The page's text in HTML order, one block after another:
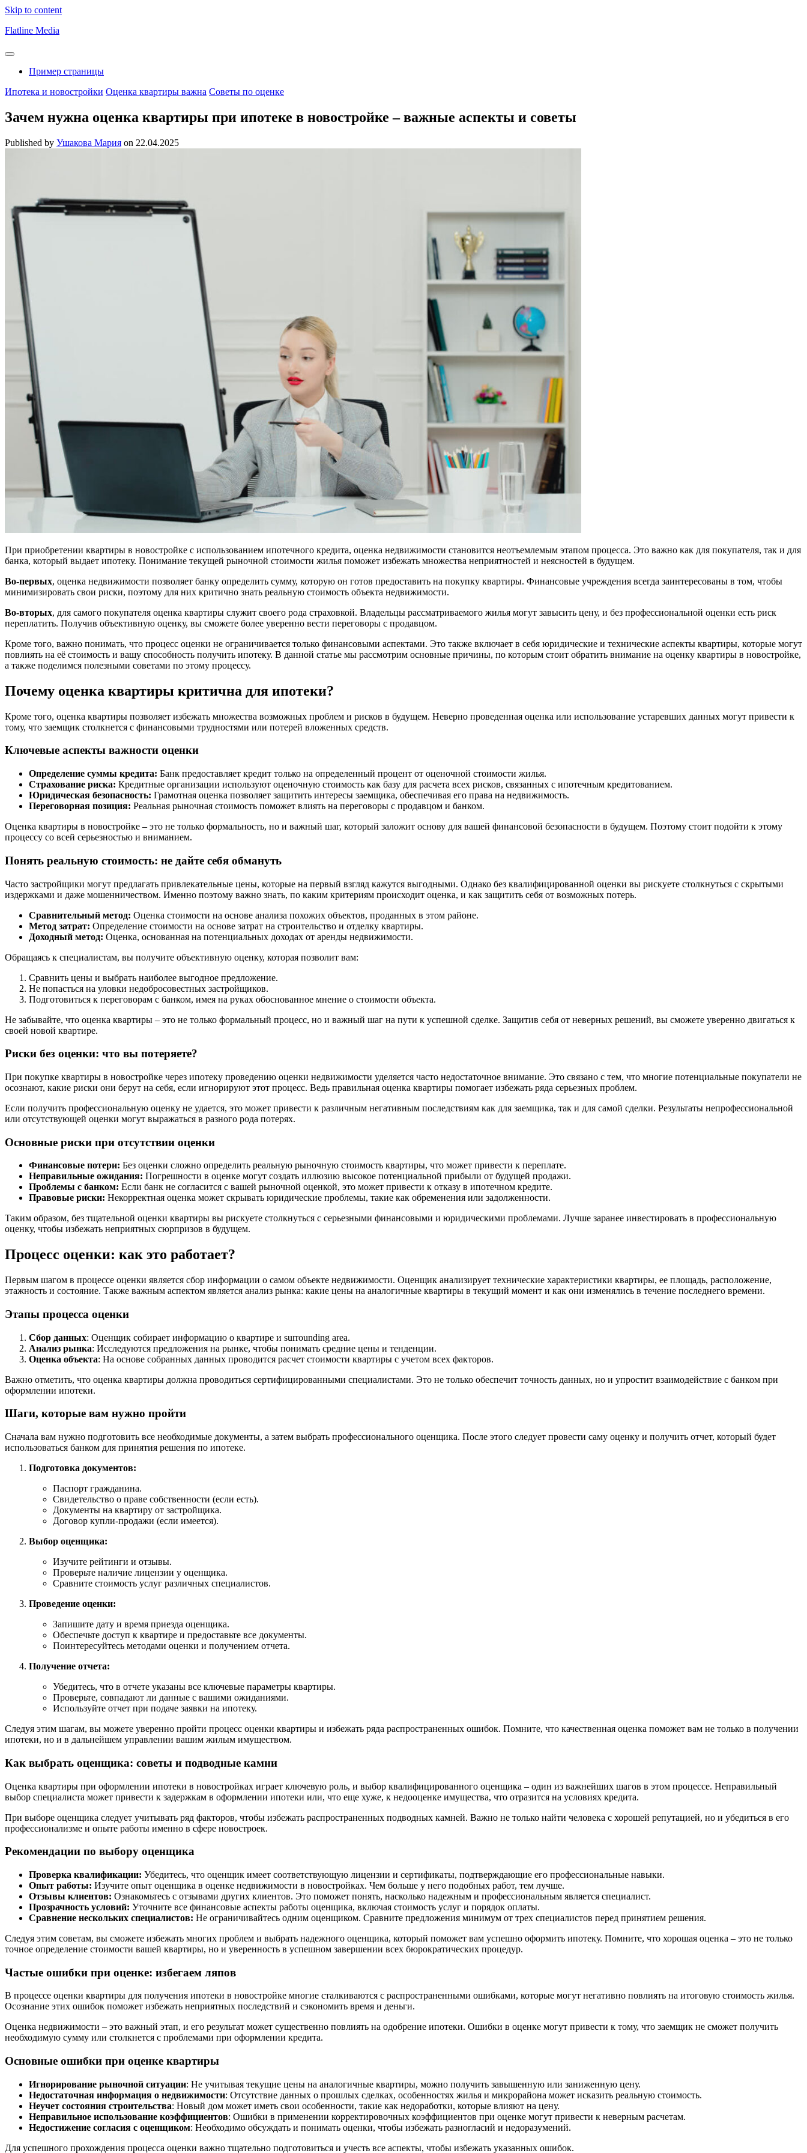
Skip to content
Flatline Media
Пример страницы
Ипотека и новостройки Оценка квартиры важна Советы по оценке
Зачем нужна оценка квартиры при ипотеке в новостройке – важные аспекты и советы
Published by Ушакова Мария on 22.04.2025
При приобретении квартиры в новостройке с использованием ипотечного кредита, оценка недвижимости становится неотъемлемым этапом процесса. Это важно как для покупателя, так и для
банка, который выдает ипотеку. Понимание текущей рыночной стоимости жилья поможет избежать множества неприятностей и неясностей в будущем.
Во-первых, оценка недвижимости позволяет банку определить сумму, которую он готов предоставить на покупку квартиры. Финансовые учреждения всегда заинтересованы в том, чтобы
минимизировать свои риски, поэтому для них критично знать реальную стоимость объекта недвижимости.
Во-вторых, для самого покупателя оценка квартиры служит своего рода страховкой. Владельцы рассматриваемого жилья могут завысить цену, и без профессиональной оценки есть риск
переплатить. Получив объективную оценку, вы сможете более уверенно вести переговоры с продавцом.
Кроме того, важно понимать, что процесс оценки не ограничивается только финансовыми аспектами. Это также включает в себя юридические и технические аспекты квартиры, которые могут
повлиять на её стоимость и вашу способность получить ипотеку. В данной статье мы рассмотрим основные причины, по которым стоит обратить внимание на оценку квартиры в новостройке,
а также поделимся полезными советами по этому процессу.
Почему оценка квартиры критична для ипотеки?
Кроме того, оценка квартиры позволяет избежать множества возможных проблем и рисков в будущем. Неверно проведенная оценка или использование устаревших данных могут привести к
тому, что заемщик столкнется с финансовыми трудностями или потерей вложенных средств.
Ключевые аспекты важности оценки
Определение суммы кредита: Банк предоставляет кредит только на определенный процент от оценочной стоимости жилья.
Страхование риска: Кредитные организации используют оценочную стоимость как базу для расчета всех рисков, связанных с ипотечным кредитованием.
Юридическая безопасность: Грамотная оценка позволяет защитить интересы заемщика, обеспечивая его права на недвижимость.
Переговорная позиция: Реальная рыночная стоимость поможет влиять на переговоры с продавцом и банком.
Оценка квартиры в новостройке – это не только формальность, но и важный шаг, который заложит основу для вашей финансовой безопасности в будущем. Поэтому стоит подойти к этому
процессу со всей серьезностью и вниманием.
Понять реальную стоимость: не дайте себя обмануть
Часто застройщики могут предлагать привлекательные цены, которые на первый взгляд кажутся выгодными. Однако без квалифицированной оценки вы рискуете столкнуться с скрытыми
издержками и даже мошенничеством. Именно поэтому важно знать, по каким критериям происходит оценка, и как защитить себя от возможных потерь.
Сравнительный метод: Оценка стоимости на основе анализа похожих объектов, проданных в этом районе.
Метод затрат: Определение стоимости на основе затрат на строительство и отделку квартиры.
Доходный метод: Оценка, основанная на потенциальных доходах от аренды недвижимости.
Обращаясь к специалистам, вы получите объективную оценку, которая позволит вам:
Сравнить цены и выбрать наиболее выгодное предложение.
Не попасться на уловки недобросовестных застройщиков.
Подготовиться к переговорам с банком, имея на руках обоснованное мнение о стоимости объекта.
Не забывайте, что оценка квартиры – это не только формальный процесс, но и важный шаг на пути к успешной сделке. Защитив себя от неверных решений, вы сможете уверенно двигаться к
своей новой квартире.
Риски без оценки: что вы потеряете?
При покупке квартиры в новостройке через ипотеку проведению оценки недвижимости уделяется часто недостаточное внимание. Это связано с тем, что многие потенциальные покупатели не
осознают, какие риски они берут на себя, если игнорируют этот процесс. Ведь правильная оценка квартиры помогает избежать ряда серьезных проблем.
Если получить профессиональную оценку не удается, это может привести к различным негативным последствиям как для заемщика, так и для самой сделки. Результаты непрофессиональной
или отсутствующей оценки могут выражаться в разного рода потерях.
Основные риски при отсутствии оценки
Финансовые потери: Без оценки сложно определить реальную рыночную стоимость квартиры, что может привести к переплате.
Неправильные ожидания: Погрешности в оценке могут создать иллюзию высокое потенциальной прибыли от будущей продажи.
Проблемы с банком: Если банк не согласится с вашей рыночной оценкой, это может привести к отказу в ипотечном кредите.
Правовые риски: Некорректная оценка может скрывать юридические проблемы, такие как обременения или задолженности.
Таким образом, без тщательной оценки квартиры вы рискуете столкнуться с серьезными финансовыми и юридическими проблемами. Лучше заранее инвестировать в профессиональную
оценку, чтобы избежать неприятных сюрпризов в будущем.
Процесс оценки: как это работает?
Первым шагом в процессе оценки является сбор информации о самом объекте недвижимости. Оценщик анализирует технические характеристики квартиры, ее площадь, расположение,
этажность и состояние. Также важным аспектом является анализ рынка: какие цены на аналогичные квартиры в текущий момент и как они изменялись в течение последнего времени.
Этапы процесса оценки
Сбор данных: Оценщик собирает информацию о квартире и surrounding area.
Анализ рынка: Исследуются предложения на рынке, чтобы понимать средние цены и тенденции.
Оценка объекта: На основе собранных данных проводится расчет стоимости квартиры с учетом всех факторов.
Важно отметить, что оценка квартиры должна проводиться сертифицированными специалистами. Это не только обеспечит точность данных, но и упростит взаимодействие с банком при
оформлении ипотеки.
Шаги, которые вам нужно пройти
Сначала вам нужно подготовить все необходимые документы, а затем выбрать профессионального оценщика. После этого следует провести саму оценку и получить отчет, который будет
использоваться банком для принятия решения по ипотеке.
Подготовка документов:
Паспорт гражданина.
Свидетельство о праве собственности (если есть).
Документы на квартиру от застройщика.
Договор купли-продажи (если имеется).
Выбор оценщика:
Изучите рейтинги и отзывы.
Проверьте наличие лицензии у оценщика.
Сравните стоимость услуг различных специалистов.
Проведение оценки:
Запишите дату и время приезда оценщика.
Обеспечьте доступ к квартире и предоставьте все документы.
Поинтересуйтесь методами оценки и получением отчета.
Получение отчета:
Убедитесь, что в отчете указаны все ключевые параметры квартиры.
Проверьте, совпадают ли данные с вашими ожиданиями.
Используйте отчет при подаче заявки на ипотеку.
Следуя этим шагам, вы можете уверенно пройти процесс оценки квартиры и избежать ряда распространенных ошибок. Помните, что качественная оценка поможет вам не только в получении
ипотеки, но и в дальнейшем управлении вашим жилым имуществом.
Как выбрать оценщика: советы и подводные камни
Оценка квартиры при оформлении ипотеки в новостройках играет ключевую роль, и выбор квалифицированного оценщика – один из важнейших шагов в этом процессе. Неправильный
выбор специалиста может привести к задержкам в оформлении ипотеки или, что еще хуже, к недооценке имущества, что отразится на условиях кредита.
При выборе оценщика следует учитывать ряд факторов, чтобы избежать распространенных подводных камней. Важно не только найти человека с хорошей репутацией, но и убедиться в его
профессионализме и опыте работы именно в сфере новостроек.
Рекомендации по выбору оценщика
Проверка квалификации: Убедитесь, что оценщик имеет соответствующую лицензии и сертификаты, подтверждающие его профессиональные навыки.
Опыт работы: Изучите опыт оценщика в оценке недвижимости в новостройках. Чем больше у него подобных работ, тем лучше.
Отзывы клиентов: Ознакомьтесь с отзывами других клиентов. Это поможет понять, насколько надежным и профессиональным является специалист.
Прозрачность условий: Уточните все финансовые аспекты работы оценщика, включая стоимость услуг и порядок оплаты.
Сравнение нескольких специалистов: Не ограничивайтесь одним оценщиком. Сравните предложения минимум от трех специалистов перед принятием решения.
Следуя этим советам, вы сможете избежать многих проблем и выбрать надежного оценщика, который поможет вам успешно оформить ипотеку. Помните, что хорошая оценка – это не только
точное определение стоимости вашей квартиры, но и уверенность в успешном завершении всех бюрократических процедур.
Частые ошибки при оценке: избегаем ляпов
В процессе оценки квартиры для получения ипотеки в новостройке многие сталкиваются с распространенными ошибками, которые могут негативно повлиять на итоговую стоимость жилья.
Осознание этих ошибок поможет избежать неприятных последствий и сэкономить время и деньги.
Оценка недвижимости – это важный этап, и его результат может существенно повлиять на одобрение ипотеки. Ошибки в оценке могут привести к тому, что заемщик не сможет получить
необходимую сумму или столкнется с проблемами при оформлении кредита.
Основные ошибки при оценке квартиры
Игнорирование рыночной ситуации: Не учитывая текущие цены на аналогичные квартиры, можно получить завышенную или заниженную цену.
Недостаточная информация о недвижимости: Отсутствие данных о прошлых сделках, особенностях жилья и микрорайона может исказить реальную стоимость.
Неучет состояния строительства: Новый дом может иметь свои особенности, такие как недоработки, которые влияют на цену.
Неправильное использование коэффициентов: Ошибки в применении корректировочных коэффициентов при оценке могут привести к неверным расчетам.
Недостижение согласия с оценщиком: Необходимо обсуждать и понимать оценки, чтобы избежать разногласий и недоразумений.
Для успешного прохождения процесса оценки важно тщательно подготовиться и учесть все аспекты, чтобы избежать указанных ошибок.